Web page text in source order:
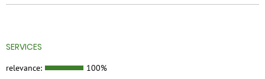
SERVICES
relevance: 100%